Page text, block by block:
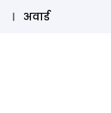
SUBSCRIBE
अवार्ड